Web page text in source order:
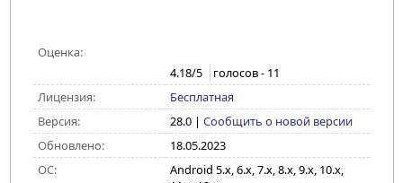
Оценка:
4.18/5 голосов - 11
Лицензия:
Бесплатная
Версия:
28.0| Сообщить о новой версии
Обновлено:
18.05.2023
ОС:
Android 5.x, 6.x, 7.x, 8.x, 9.x, 10.x,